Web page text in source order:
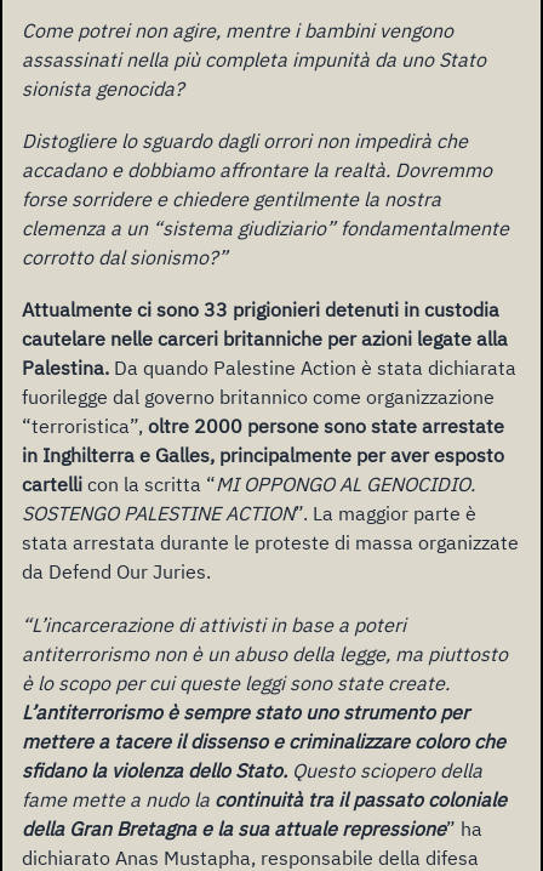
Come potrei non agire, mentre i bambini vengono
assassinati nella più completa impunità da uno Stato
sionista genocida?
Distogliere lo sguardo dagli orrori non impedirà che
accadano e dobbiamo affrontare la realtà. Dovremmo
forse sorridere e chiedere gentilmente la nostra
clemenza a un “sistema giudiziario” fondamentalmente
corrotto dal sionismo?”
Attualmente ci sono 33 prigionieri detenuti in custodia
cautelare nelle carceri britanniche per azioni legate alla
Palestina. Da quando Palestine Action è stata dichiarata
fuorilegge dal governo britannico come organizzazione
“terroristica”, oltre 2000 persone sono state arrestate
in Inghilterra e Galles, principalmente per aver esposto
cartelli con la scritta “MI OPPONGO AL GENOCIDIO.
SOSTENGO PALESTINE ACTION”. La maggior parte è
stata arrestata durante le proteste di massa organizzate
da Defend Our Juries.
“L’incarcerazione di attivisti in base a poteri
antiterrorismo non è un abuso della legge, ma piuttosto
è lo scopo per cui queste leggi sono state create.
L’antiterrorismo è sempre stato uno strumento per
mettere a tacere il dissenso e criminalizzare coloro che
sfidano la violenza dello Stato. Questo sciopero della
fame mette a nudo la continuità tra il passato coloniale
della Gran Bretagna e la sua attuale repressione” ha
dichiarato Anas Mustapha, responsabile della difesa